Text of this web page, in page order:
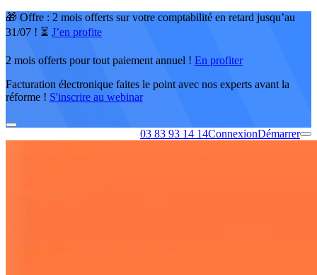
🎁 Offre : 2 mois offerts sur votre comptabilité en retard jusqu’au
31/07 ! ⏳ J’en profite
2 mois offerts pour tout paiement annuel ! En profiter
Facturation électronique faites le point avec nos experts avant la
réforme ! S'inscrire au webinar
03 83 93 14 14ConnexionDémarrer